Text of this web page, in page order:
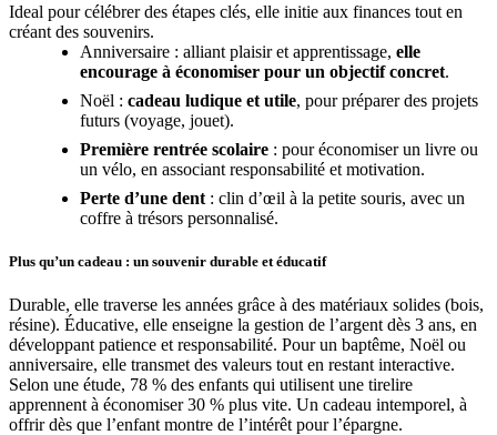
Ideal pour célébrer des étapes clés, elle initie aux finances tout en
créant des souvenirs.
Anniversaire : alliant plaisir et apprentissage, elle
encourage à économiser pour un objectif concret.
Noël : cadeau ludique et utile, pour préparer des projets
futurs (voyage, jouet).
Première rentrée scolaire : pour économiser un livre ou
un vélo, en associant responsabilité et motivation.
Perte d’une dent : clin d’œil à la petite souris, avec un
coffre à trésors personnalisé.
Plus qu’un cadeau : un souvenir durable et éducatif
Durable, elle traverse les années grâce à des matériaux solides (bois,
résine). Éducative, elle enseigne la gestion de l’argent dès 3 ans, en
développant patience et responsabilité. Pour un baptême, Noël ou
anniversaire, elle transmet des valeurs tout en restant interactive.
Selon une étude, 78 % des enfants qui utilisent une tirelire
apprennent à économiser 30 % plus vite. Un cadeau intemporel, à
offrir dès que l’enfant montre de l’intérêt pour l’épargne.